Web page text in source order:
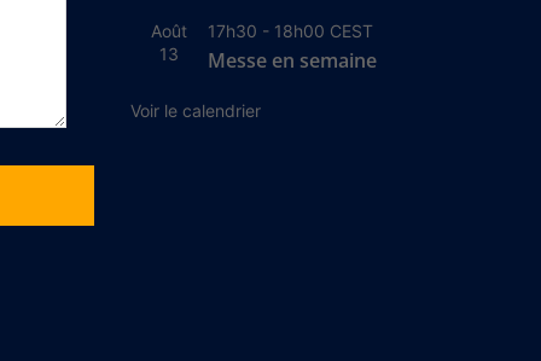
Août
13
17h30 - 18h00 CEST
Messe en semaine
Voir le calendrier